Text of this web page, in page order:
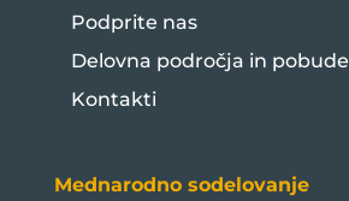
Podprite nas
Delovna področja in pobude
Kontakti
Mednarodno sodelovanje